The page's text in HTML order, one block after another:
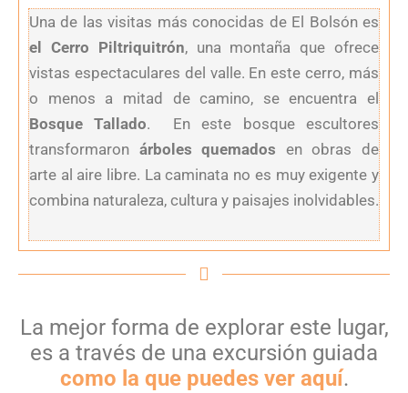
Una de las visitas más conocidas de El Bolsón es
el Cerro Piltriquitrón, una montaña que ofrece
vistas espectaculares del valle. En este cerro, más
o menos a mitad de camino, se encuentra el
Bosque Tallado.
En este bosque escultores
transformaron árboles quemados en obras de
arte al aire libre. La caminata no es muy exigente y
combina naturaleza, cultura y paisajes inolvidables.
La mejor forma de explorar este lugar,
es a través de una excursión guiada
como la que puedes ver aquí.